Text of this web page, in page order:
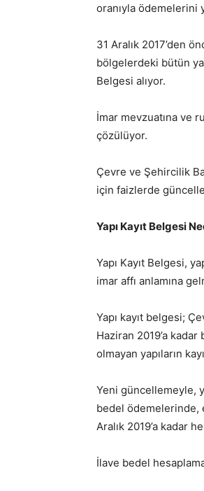
oranıyla ödemelerini
31 Aralık 2017’den
bölgelerdeki bütün
Belgesi alıyor.
İmar mevzuatına ve
çözülüyor.
Çevre ve Şehircilik
için faizlerde
Yapı Kayıt Belgesi
Yapı Kayıt Belgesi,
imar affı anlamına
Yapı kayıt belgesi;
Haziran 2019’a
olmayan yapıların
Yeni güncellemeyle,
bedel ödemelerinde,
Aralık 2019’a kadar
İlave bedel